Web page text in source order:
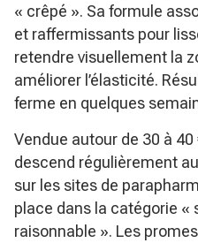
« crêpé ». Sa formule
et raffermissants pour
retendre visuellement la
améliorer l’élasticité.
ferme en quelques
Vendue autour de 30 à
descend régulièrement
sur les sites de
place dans la catégorie «
raisonnable ». Les